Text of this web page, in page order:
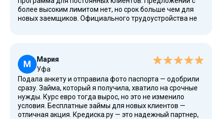
более высоким лимитом нет, но срок больше чем для
новых заемщиков. Официального трудоустройства не
М
Мария
Уфа
Подала анкету и отправила фото паспорта — одобрили
сразу. Займа, который я получила, хватило на срочные
нужды. Курс евро тогда вырос, но это не изменило
условия. Бесплатные займы для новых клиентов —
отличная акция. Кредиска.ру — это надежный партнер,